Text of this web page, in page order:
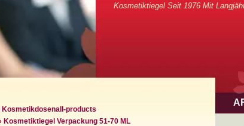
Kosmetiktiegel Seit 1976 Mit
Kosmetikdosenall-products
Kosmetiktiegel Verpackung 51-70 ML